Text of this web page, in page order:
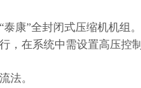
康”全封闭式压缩机机组
，在系统中需设置高压控
法。